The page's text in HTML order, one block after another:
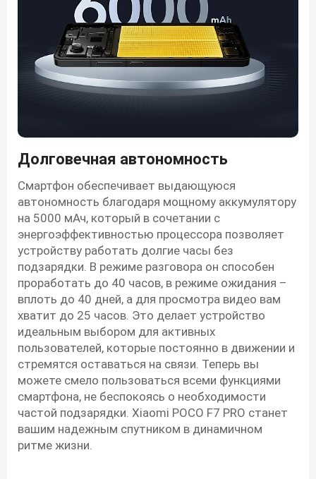
Долговечная автономность
Смартфон обеспечивает выдающуюся
автономность благодаря мощному аккумулятору
на 5000 мАч, который в сочетании с
энергоэффективностью процессора позволяет
устройству работать долгие часы без
подзарядки. В режиме разговора он способен
проработать до 40 часов, в режиме ожидания –
вплоть до 40 дней, а для просмотра видео вам
хватит до 25 часов. Это делает устройство
идеальным выбором для активных
пользователей, которые постоянно в движении и
стремятся оставаться на связи. Теперь вы
можете смело пользоваться всеми функциями
смартфона, не беспокоясь о необходимости
частой подзарядки. Xiaomi POCO F7 PRO станет
вашим надежным спутником в динамичном
ритме жизни.